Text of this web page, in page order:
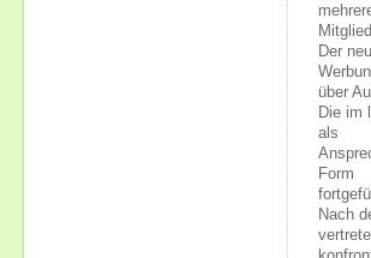
Der
über
Die im
als
Form
Nach